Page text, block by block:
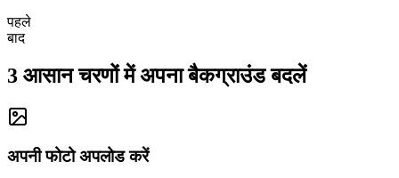
पहले
बाद
3 आसान चरणों में अपना बैकग्राउंड बदलें
अपनी फोटो अपलोड करें